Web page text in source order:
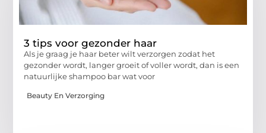
3 tips voor gezonder haar
Als je graag je haar beter wilt verzorgen zodat het
gezonder wordt, langer groeit of voller wordt, dan is een
natuurlijke shampoo bar wat voor
Beauty En Verzorging